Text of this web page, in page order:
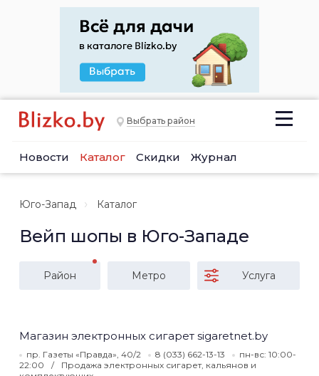
Выбрать район
Новости Каталог Скидки Журнал
Юго-Запад Каталог
Вейп шопы в Юго-Западе
Район Метро Услуга
Магазин электронных сигарет sigaretnet.by
пр. Газеты «Правда», 40/2 8 (033) 662-13-13
пн-вс: 10:00-
22:00
Продажа электронных сигарет, кальянов и